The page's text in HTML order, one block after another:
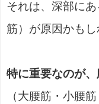
それは、深部に
筋）が原因かもし
特に重要なのが
（大腰筋・小腰